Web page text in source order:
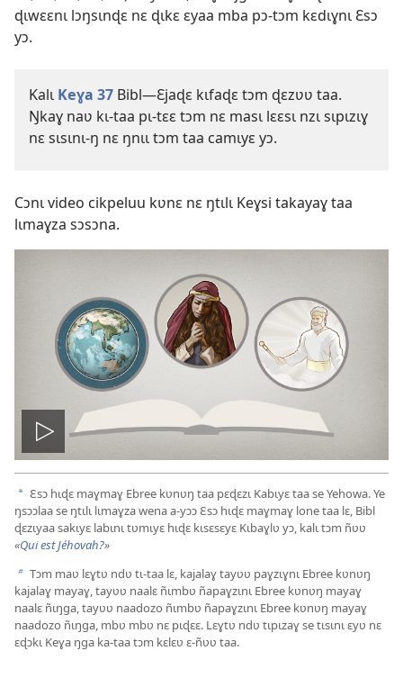
ɖɩwɛɛnɩ lɔŋsɩnɖɛ nɛ ɖɩkɛ ɛyaa mba pɔ-tɔm kɛdɩɣnɩ Ɛsɔ
yɔ.
Kalɩ Keɣa 37 Bibl—Ɛjaɖɛ kɩfaɖɛ tɔm ɖɛzʋʋ taa.
Ŋkaɣ naʋ kɩ-taa pɩ-tɛɛ tɔm nɛ masɩ lɛɛsɩ nzɩ sɩpɩzɩɣ
nɛ sɩsɩnɩ-ŋ nɛ ŋnɩɩ tɔm taa camɩyɛ yɔ.
Cɔnɩ video cikpeluu kʋnɛ nɛ ŋtɩlɩ Keɣsi takayaɣ taa
lɩmaɣza sɔsɔna.
Play
video
a Ɛsɔ hɩɖɛ maɣmaɣ Ebree kʋnʋŋ taa pɛɖɛzɩ Kabɩyɛ taa se Yehowa. Ye
ŋsɔɔlaa se ŋtɩlɩ lɩmaɣza wena a-yɔɔ Ɛsɔ hɩɖɛ maɣmaɣ lone taa lɛ, Bibl
ɖɛzɩyaa sakɩyɛ labɩnɩ tʋmɩyɛ hɩɖɛ kɩsɛsɛyɛ Kɩbaɣlʋ yɔ, kalɩ tɔm ñʋʋ
«Qui est Jéhovah?»
b Tɔm maʋ lɛɣtʋ ndʋ tɩ-taa lɛ, kajalaɣ tayʋʋ paɣzɩɣnɩ Ebree kʋnʋŋ
kajalaɣ mayaɣ, tayʋʋ naalɛ ñɩmbʋ ñapaɣzɩnɩ Ebree kʋnʋŋ mayaɣ
naalɛ ñɩŋga, tayʋʋ naadozo ñɩmbʋ ñapaɣzɩnɩ Ebree kʋnʋŋ mayaɣ
naadozo ñɩŋga, mbʋ mbʋ nɛ pɩɖɛɛ. Lɛɣtʋ ndʋ tɩpɩzaɣ se tɩsɩnɩ ɛyʋ nɛ
ɛɖɔkɩ Keɣa ŋga ka-taa tɔm kɛlɛʋ ɛ-ñʋʋ taa.